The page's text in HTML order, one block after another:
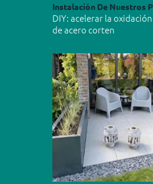
Instalación De Nuestros
DIY: acelerar la
de acero corten